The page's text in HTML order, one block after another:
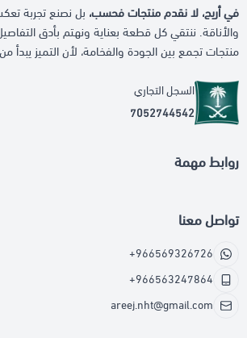
في أريج، لا نقدم منتجات فحسب، بل نصنع تجربة
والأناقة. ننتقي كل قطعة بعناية ونهتم بأدق
منتجات تجمع بين الجودة والفخامة، لأن التميز يبدأ
السجل التجاري
7052744542
روابط مهمة
تواصل معنا
+966569326726
+966563247864
areej.nht@gmail.com